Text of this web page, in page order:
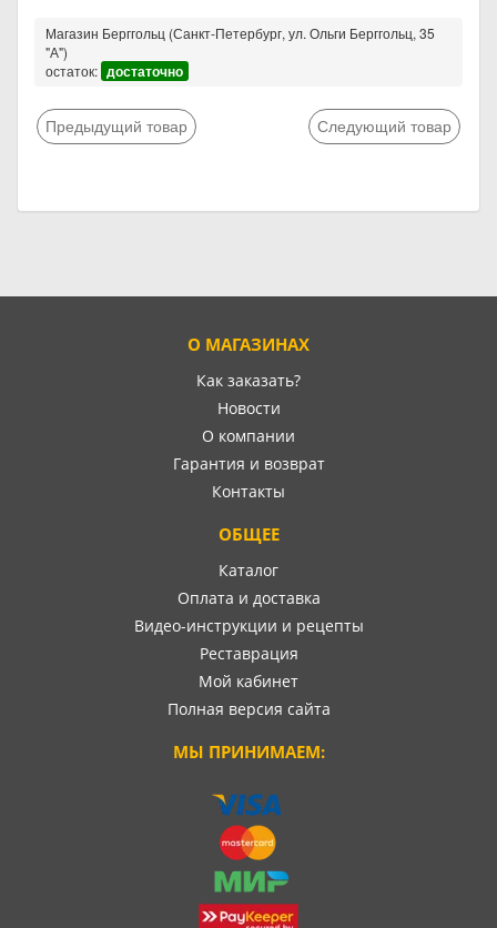
Магазин Берггольц (Санкт-Петербург, ул. Ольги Берггольц, 35
"А")
остаток: достаточно
Предыдущий товар Следующий товар
О МАГАЗИНАХ
Как заказать?
Новости
О компании
Гарантия и возврат
Контакты
ОБЩЕЕ
Каталог
Оплата и доставка
Видео-инструкции и рецепты
Реставрация
Мой кабинет
Полная версия сайта
МЫ ПРИНИМАЕМ: